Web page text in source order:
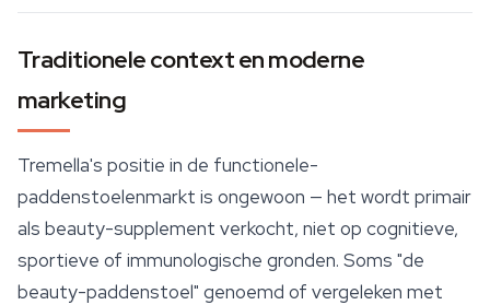
Traditionele context en moderne
marketing
Tremella's positie in de functionele-
paddenstoelenmarkt is ongewoon — het wordt primair
als beauty-supplement verkocht, niet op cognitieve,
sportieve of immunologische gronden. Soms "de
beauty-paddenstoel" genoemd of vergeleken met